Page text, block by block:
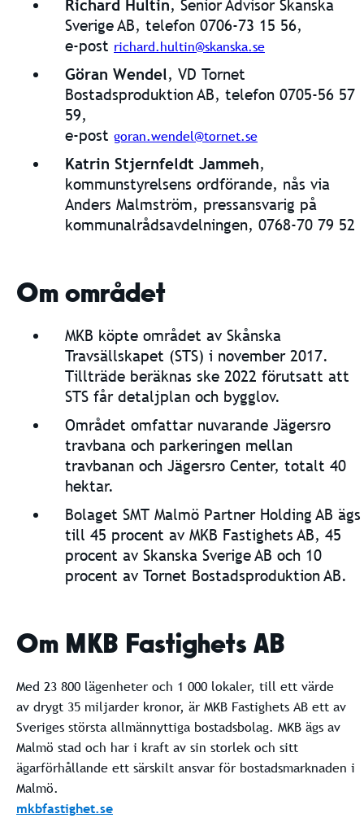
Richard Hultin, Senior Advisor Skanska
Sverige AB, telefon 0706-73 15 56,
e-post richard.hultin@skanska.se
Göran Wendel, VD Tornet
Bostadsproduktion AB, telefon 0705-56 57
59,
e-post goran.wendel@tornet.se
Katrin Stjernfeldt Jammeh,
kommunstyrelsens ordförande, nås via
Anders Malmström, pressansvarig på
kommunalrådsavdelningen, 0768-70 79 52
Om området
MKB köpte området av Skånska
Travsällskapet (STS) i november 2017.
Tillträde beräknas ske 2022 förutsatt att
STS får detaljplan och bygglov.
Området omfattar nuvarande Jägersro
travbana och parkeringen mellan
travbanan och Jägersro Center, totalt 40
hektar.
Bolaget SMT Malmö Partner Holding AB ägs
till 45 procent av MKB Fastighets AB, 45
procent av Skanska Sverige AB och 10
procent av Tornet Bostadsproduktion AB.
Om MKB Fastighets AB
Med 23 800 lägenheter och 1 000 lokaler, till ett värde
av drygt 35 miljarder kronor, är MKB Fastighets AB ett av
Sveriges största allmännyttiga bostadsbolag. MKB ägs av
Malmö stad och har i kraft av sin storlek och sitt
ägarförhållande ett särskilt ansvar för bostadsmarknaden i
Malmö.
mkbfastighet.se